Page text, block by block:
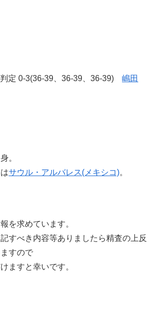
定 0-3(36-39、36-39、36-39) 嶋田
。
サウル・アルバレス(メキシコ)。
を求めています。
すべき内容等ありましたら精査の上反
すので
ますと幸いです。